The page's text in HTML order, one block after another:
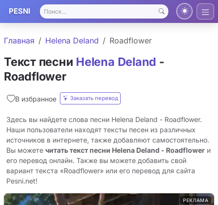
PESNI
Главная Helena Deland Roadflower
Текст песни Helena Deland -
Roadflower
В избранное Заказать перевод
Здесь вы найдете слова песни Helena Deland - Roadflower.
Наши пользователи находят тексты песен из различных
источников в интернете, также добавляют самостоятельно.
Вы можете читать текст песни Helena Deland - Roadflower и
его перевод онлайн. Также вы можете добавить свой
вариант текста «Roadflower» или его перевод для сайта
Pesni.net!
РЕКЛАМА